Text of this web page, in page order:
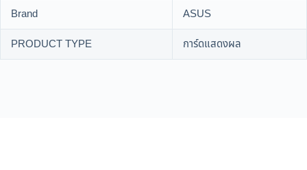
Brand
ASUS
PRODUCT TYPE
การ์ดแสดงผล